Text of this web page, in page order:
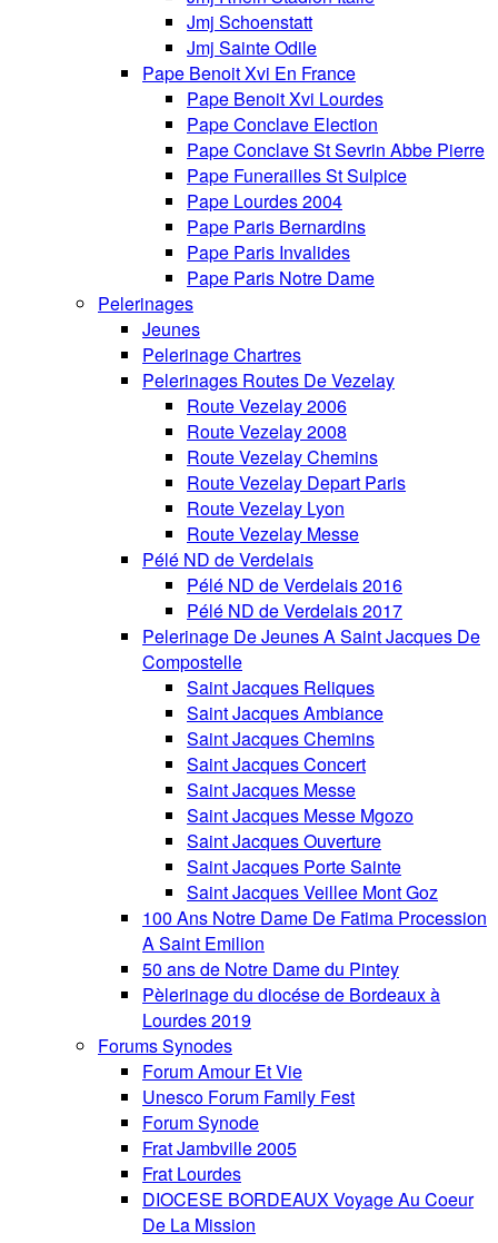
Jmj Schoenstatt
Jmj Sainte Odile
Pape Benoit Xvi En France
Pape Benoit Xvi Lourdes
Pape Conclave Election
Pape Conclave St Sevrin Abbe Pierre
Pape Funerailles St Sulpice
Pape Lourdes 2004
Pape Paris Bernardins
Pape Paris Invalides
Pape Paris Notre Dame
Pelerinages
Jeunes
Pelerinage Chartres
Pelerinages Routes De Vezelay
Route Vezelay 2006
Route Vezelay 2008
Route Vezelay Chemins
Route Vezelay Depart Paris
Route Vezelay Lyon
Route Vezelay Messe
Pélé ND de Verdelais
Pélé ND de Verdelais 2016
Pélé ND de Verdelais 2017
Pelerinage De Jeunes A Saint Jacques De
Compostelle
Saint Jacques Reliques
Saint Jacques Ambiance
Saint Jacques Chemins
Saint Jacques Concert
Saint Jacques Messe
Saint Jacques Messe Mgozo
Saint Jacques Ouverture
Saint Jacques Porte Sainte
Saint Jacques Veillee Mont Goz
100 Ans Notre Dame De Fatima Procession
A Saint Emilion
50 ans de Notre Dame du Pintey
Pèlerinage du diocése de Bordeaux à
Lourdes 2019
Forums Synodes
Forum Amour Et Vie
Unesco Forum Family Fest
Forum Synode
Frat Jambville 2005
Frat Lourdes
DIOCESE BORDEAUX Voyage Au Coeur
De La Mission